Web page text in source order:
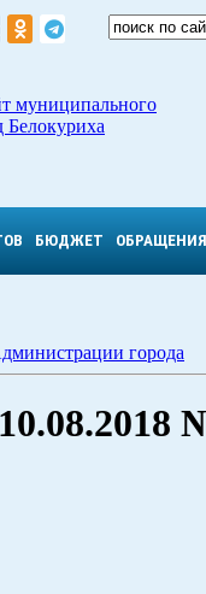
муниципального
Белокуриха
БЮДЖЕТ ОБРАЩЕНИЯ
города